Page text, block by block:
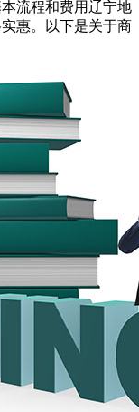
流程和费用辽宁地
惠。以下是关于商